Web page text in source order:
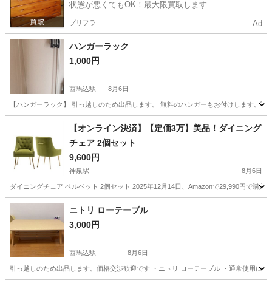
状態が悪くてもOK！最大限買取します
プリフラ Ad
ハンガーラック
1,000円
西馬込駅 8月6日
【ハンガーラック】 引っ越しのため出品します。 無料のハンガーもお付けします。
西馬込駅 収納家具
【オンライン決済】【定価3万】美品！ダイニング
チェア 2個セット
9,600円
神泉駅 8月6日
ダイニングチェア ベルベット 2個セット 2025年12月14日、Amazonで29,990円で購
東京 目黒区 神泉駅
ニトリ ローテーブル
3,000円
西馬込駅 8月6日
引っ越しのため出品します。価格交渉歓迎です ・ニトリ ローテーブル ・通常使用に